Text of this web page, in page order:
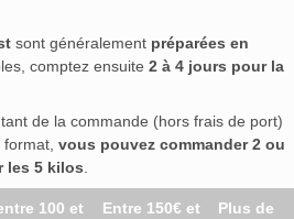
sont généralement préparées en
comptez ensuite 2 à 4 jours pour la
de la commande (hors frais de port)
vous pouvez commander 2 ou
les 5 kilos
100 et
Entre 150€ et
Plus de